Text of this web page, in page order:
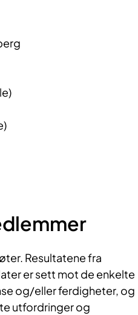
Resultatene fra
er sett mot de enkelte
og/eller ferdigheter, og
utfordringer og